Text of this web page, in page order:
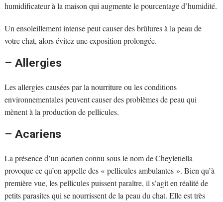
humidificateur à la maison qui augmente le pourcentage d’humidité.
Un ensoleillement intense peut causer des brûlures à la peau de
votre chat, alors évitez une exposition prolongée.
– Allergies
Les allergies causées par la nourriture ou les conditions
environnementales peuvent causer des problèmes de peau qui
mènent à la production de pellicules.
– Acariens
La présence d’un acarien connu sous le nom de Cheyletiella
provoque ce qu’on appelle des « pellicules ambulantes ». Bien qu’à
première vue, les pellicules puissent paraître, il s’agit en réalité de
petits parasites qui se nourrissent de la peau du chat. Elle est très